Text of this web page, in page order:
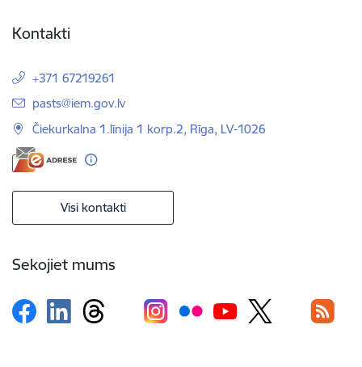
Kontakti
+371 67219261
E-pasts:
pasts@iem.gov.lv
Čiekurkalna 1.līnija 1 korp.2, Rīga, LV-1026
Visi kontakti
Sekojiet mums